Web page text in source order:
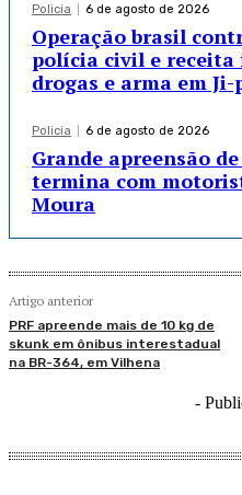
Policia 6 de agosto de 2026
Operação brasil
polícia civil e receita
drogas e arma em
Policia 6 de agosto de 2026
Grande apreensão
termina com
Moura
Artigo anterior
PRF apreende mais de 10 kg de
skunk em ônibus interestadual
na BR-364, em Vilhena
-